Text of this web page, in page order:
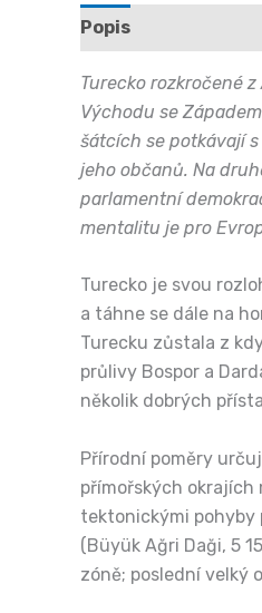
Popis
Turecko rozkročené
Východu se
šátcích se potkávají
jeho občanů. Na
parlamentní
mentalitu je pro
Turecko je svou
a táhne se dále na
Turecku zůstala z
průlivy Bospor a
několik dobrých
Přírodní poměry
přímořských okrajích
tektonickými pohyby
(Büyük Ağri Daği, 5
zóně; poslední velký